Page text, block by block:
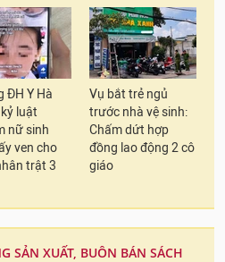
ĐH Y Hà
luật
nữ sinh
ven cho
trật 3
Vụ bắt trẻ ngủ
trước nhà vệ sinh:
Chấm dứt hợp
đồng lao động 2 cô
giáo
SẢN XUẤT, BUÔN BÁN SÁCH